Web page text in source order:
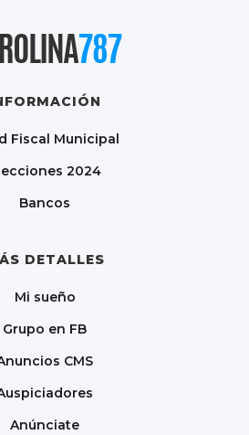
787
Fiscal Municipal
2024
Bancos
DETALLES
Mi sueño
Grupo en FB
CMS
Anúnciate